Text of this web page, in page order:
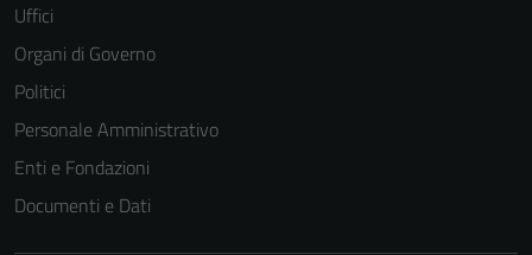
Uffici
Organi di Governo
Politici
Personale Amministrativo
Enti e Fondazioni
Documenti e Dati